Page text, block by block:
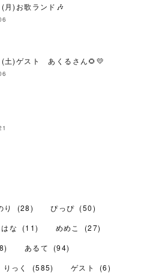
(月)お歌ランド🎶
(土)ゲスト あくるさん🌻💛
り (28) ぴっぴ (50)
な (11) めめこ (27)
) あるて (94)
りっく (585) ゲスト (6)